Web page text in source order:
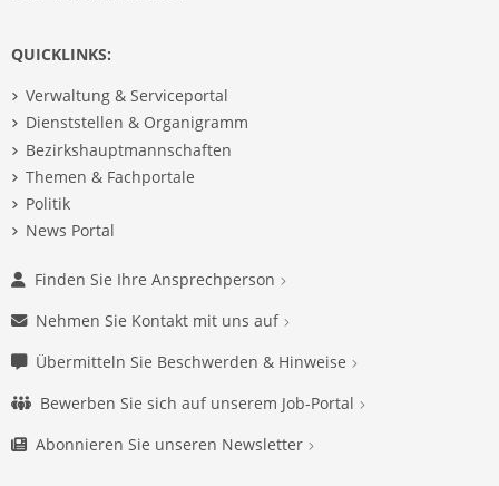
QUICKLINKS:
Verwaltung & Serviceportal
Dienststellen & Organigramm
Bezirkshauptmannschaften
Themen & Fachportale
Politik
News Portal
Finden Sie Ihre Ansprechperson
Nehmen Sie Kontakt mit uns auf
Übermitteln Sie Beschwerden & Hinweise
Bewerben Sie sich auf unserem Job-Portal
Abonnieren Sie unseren Newsletter